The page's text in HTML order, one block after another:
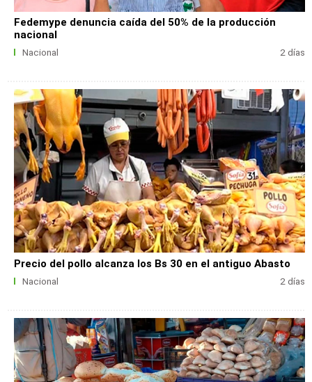
Fedemype denuncia caída del 50% de la producción
nacional
Nacional 2 días
Precio del pollo alcanza los Bs 30 en el antiguo Abasto
Nacional 2 días